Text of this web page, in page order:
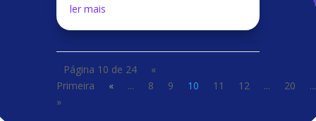
ler mais
Página 10 de 24
«
Primeira
« ... 8 9 10 11 12 ... 20
...
»